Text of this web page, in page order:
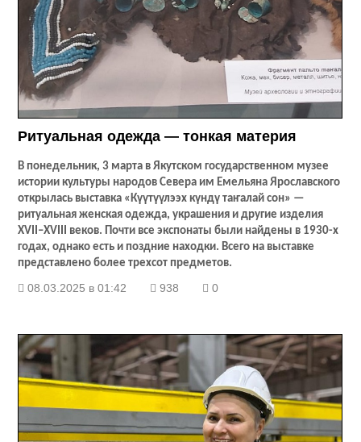
Ритуальная одежда — тонкая материя
В понедельник, 3 марта в Якутском государственном музее
истории культуры народов Севера им Емельяна Ярославского
открылась выставка «Күүтүүлээх күндү таҥалай сон» —
ритуальная женская одежда, украшения и другие изделия
XVII–XVIII веков. Почти все экспонаты были найдены в 1930-х
годах, однако есть и поздние находки. Всего на выставке
представлено более трехсот предметов.
08.03.2025 в 01:42 938 0